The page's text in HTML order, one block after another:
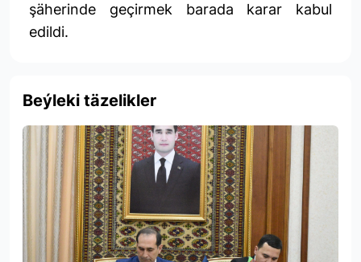
şäherinde geçirmek barada karar kabul
edildi.
Beýleki täzelikler